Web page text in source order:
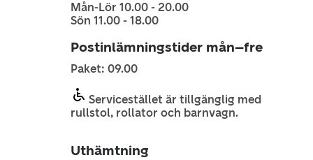
Mån-Lör 10.00 - 20.00
Sön 11.00 - 18.00
Postinlämningstider mån–fre
Paket: 09.00
Servicestället är tillgänglig med
rullstol, rollator och barnvagn.
Uthämtning